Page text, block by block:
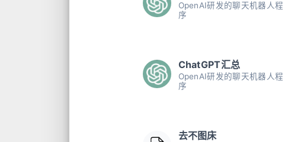
OpenAI研发的聊天机器人程
序
ChatGPT汇总
OpenAI研发的聊天机器人程
序
去不图床